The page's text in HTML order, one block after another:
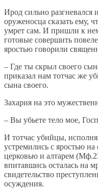
Ирод сильно разгневался
оруженосца сказать ему,
умрет сам. И пришли к
готовые совершить
яростью говорили
– Где ты скрыл своего
приказал нам тотчас же
сына своего.
Захария на это
– Вы убьете тело мое,
И тотчас убийцы,
устремились с яростью
церковью и алтарем
впитавшись осталась на
свидетельство
осуждения.